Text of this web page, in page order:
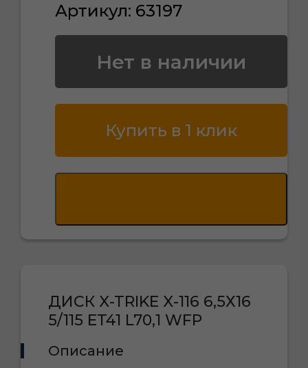
Артикул: 63197
Нет в наличии
Купить в 1 клик
ДИСК X-TRIKE X-116 6,5Х16
5/115 ET41 L70,1 WFP
Описание